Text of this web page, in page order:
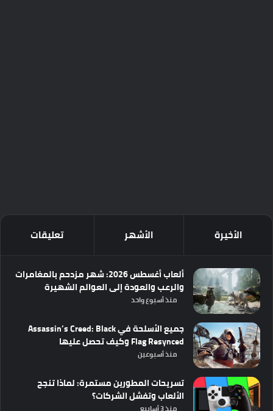
الأخيرة الأشهر تعليقات
ألعاب أغسطس 2026: شهر مزدحم بالمغامرات
والرعب والعودة إلى العوالم الشهيرة
منذ أسبوع واحد
جميع الأسلحة في Assassin’s Creed: Black
Flag Resynced وكيف تحصل عليها
منذ أسبوعين
تسريحات المطورين مستمرة: لماذا تنجح
الألعاب وتفشل الشركات؟